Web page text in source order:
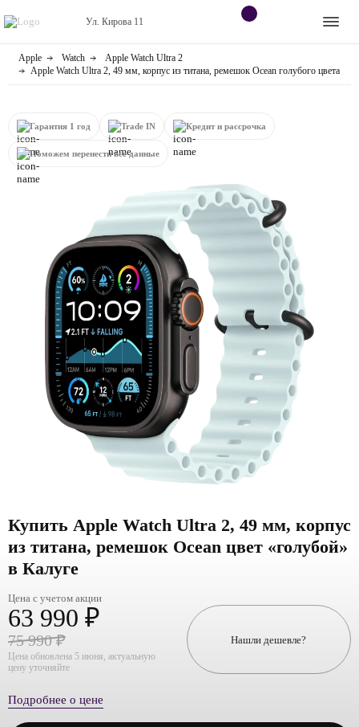
Ул. Кирова 11
Контакты
магазине
Apple
Яндекс станции
Приставки
Контакты
+7 (906) 630-10-91
Apple Watch
Apple Watch Ultra 2
Apple Watch Ultra 2, 49 мм, корпус из титана, ремешок Ocean голубого цвета
Гарантия 1 год Trade IN Кредит и рассрочка
Поможем перенести все данные
Купить Apple Watch Ultra 2, 49 мм, корпус
из титана, ремешок Ocean цвет «голубой»
в Калуге
Цена с учетом акции
63 990 ₽
75 990 ₽
Цена обновлена 5 июня, актуальную
цену уточняйте
Нашли дешевле?
Подробнее о цене